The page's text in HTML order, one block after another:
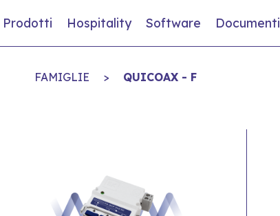
Prodotti Hospitality Software Documenti
FAMIGLIE > QUICOAX - F